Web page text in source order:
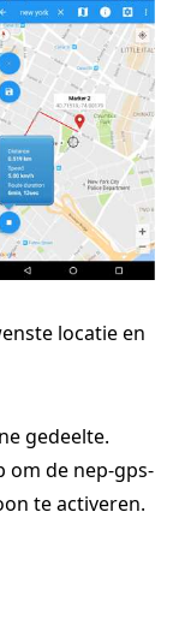
locatie en
gedeelte.
om de nep-gps-
te activeren.